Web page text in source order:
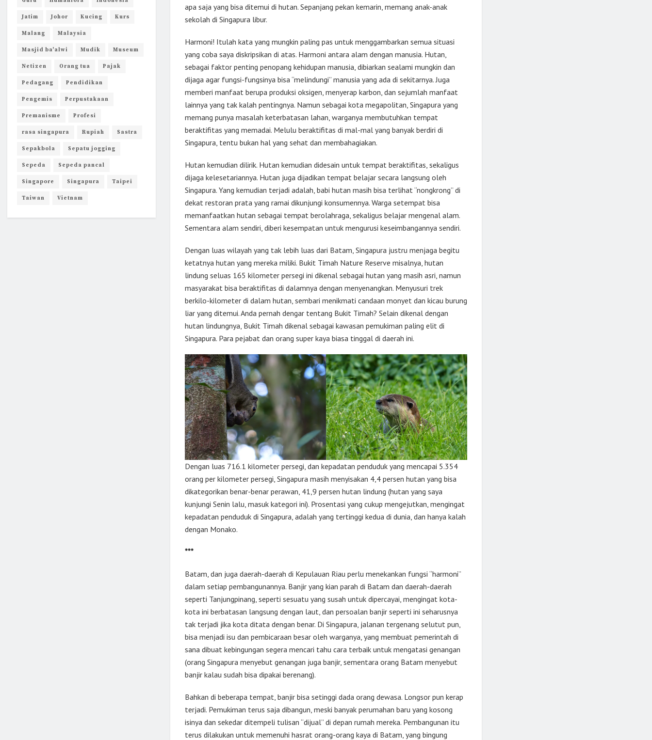
apa saja yang bisa ditemui di hutan. Sepanjang pekan kemarin, memang anak-anak
sekolah di Singapura libur.
Harmoni! Itulah kata yang mungkin paling pas untuk menggambarkan semua situasi
yang coba saya diskripsikan di atas. Harmoni antara alam dengan manusia. Hutan,
sebagai faktor penting penopang kehidupan manusia, dibiarkan sealami mungkin dan
dijaga agar fungsi-fungsinya bisa “melindungi” manusia yang ada di sekitarnya. Juga
memberi manfaat berupa produksi oksigen, menyerap karbon, dan sejumlah manfaat
lainnya yang tak kalah pentingnya. Namun sebagai kota megapolitan, Singapura yang
memang punya masalah keterbatasan lahan, warganya membutuhkan tempat
beraktifitas yang memadai. Melulu beraktifitas di mal-mal yang banyak berdiri di
Singapura, tentu bukan hal yang sehat dan membahagiakan.
Hutan kemudian dilirik. Hutan kemudian didesain untuk tempat beraktifitas, sekaligus
dijaga kelesetariannya. Hutan juga dijadikan tempat belajar secara langsung oleh
Singapura. Yang kemudian terjadi adalah, babi hutan masih bisa terlihat “nongkrong” di
dekat restoran prata yang ramai dikunjungi konsumennya. Warga setempat bisa
memanfaatkan hutan sebagai tempat berolahraga, sekaligus belajar mengenal alam.
Sementara alam sendiri, diberi kesempatan untuk mengurusi keseimbangannya sendiri.
Dengan luas wilayah yang tak lebih luas dari Batam, Singapura justru menjaga begitu
ketatnya hutan yang mereka miliki. Bukit Timah Nature Reserve misalnya, hutan
lindung seluas 165 kilometer persegi ini dikenal sebagai hutan yang masih asri, namun
masyarakat bisa beraktifitas di dalamnya dengan menyenangkan. Menyusuri trek
berkilo-kilometer di dalam hutan, sembari menikmati candaan monyet dan kicau burung
liar yang ditemui. Anda pernah dengar tentang Bukit Timah? Selain dikenal dengan
hutan lindungnya, Bukit Timah dikenal sebagai kawasan pemukiman paling elit di
Singapura. Para pejabat dan orang super kaya biasa tinggal di daerah ini.
Dengan luas 716.1 kilometer persegi, dan kepadatan penduduk yang mencapai 5.354
orang per kilometer persegi, Singapura masih menyisakan 4,4 persen hutan yang bisa
dikategorikan benar-benar perawan, 41,9 persen hutan lindung (hutan yang saya
kunjungi Senin lalu, masuk kategori ini). Prosentasi yang cukup mengejutkan, mengingat
kepadatan penduduk di Singapura, adalah yang tertinggi kedua di dunia, dan hanya kalah
dengan Monako.
***
Batam, dan juga daerah-daerah di Kepulauan Riau perlu menekankan fungsi “harmoni”
dalam setiap pembangunannya. Banjir yang kian parah di Batam dan daerah-daerah
seperti Tanjungpinang, seperti sesuatu yang susah untuk dipercayai, mengingat kota-
kota ini berbatasan langsung dengan laut, dan persoalan banjir seperti ini seharusnya
tak terjadi jika kota ditata dengan benar. Di Singapura, jalanan tergenang selutut pun,
bisa menjadi isu dan pembicaraan besar oleh warganya, yang membuat pemerintah di
sana dibuat kebingungan segera mencari tahu cara terbaik untuk mengatasi genangan
(orang Singapura menyebut genangan juga banjir, sementara orang Batam menyebut
banjir kalau sudah bisa dipakai berenang).
Bahkan di beberapa tempat, banjir bisa setinggi dada orang dewasa. Longsor pun kerap
terjadi. Pemukiman terus saja dibangun, meski banyak perumahan baru yang kosong
isinya dan sekedar ditempeli tulisan “dijual” di depan rumah mereka. Pembangunan itu
terus dilakukan untuk memenuhi hasrat orang-orang kaya di Batam, yang bingung
Jatim Johor Kucing Kurs
Malang Malaysia
Masjid ba'alwi Mudik Museum
Netizen Orang tua Pajak
Pedagang Pendidikan
Pengemis Perpustakaan
Premanisme Profesi
rasa singapura Rupiah Sastra
Sepakbola Sepatu jogging
Sepeda Sepeda pancal
Singapore Singapura Taipei
Taiwan Vietnam